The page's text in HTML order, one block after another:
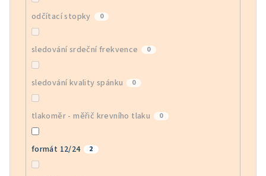
odčítací stopky 0
sledování srdeční frekvence 0
sledování kvality spánku 0
tlakoměr - měřič krevního tlaku 0
formát 12/24 2